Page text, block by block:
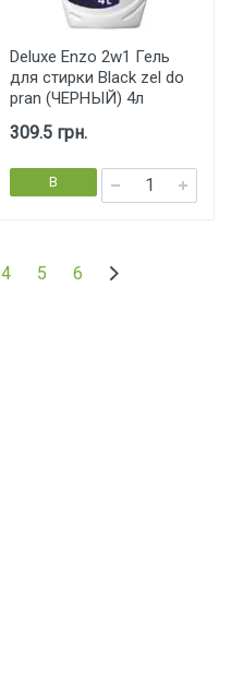
Deluxe Enzo 2w1 Гель
для стирки Black zel do
pran (ЧЕРНЫЙ) 4л
309.5 грн.
В
корзину
4 5 6